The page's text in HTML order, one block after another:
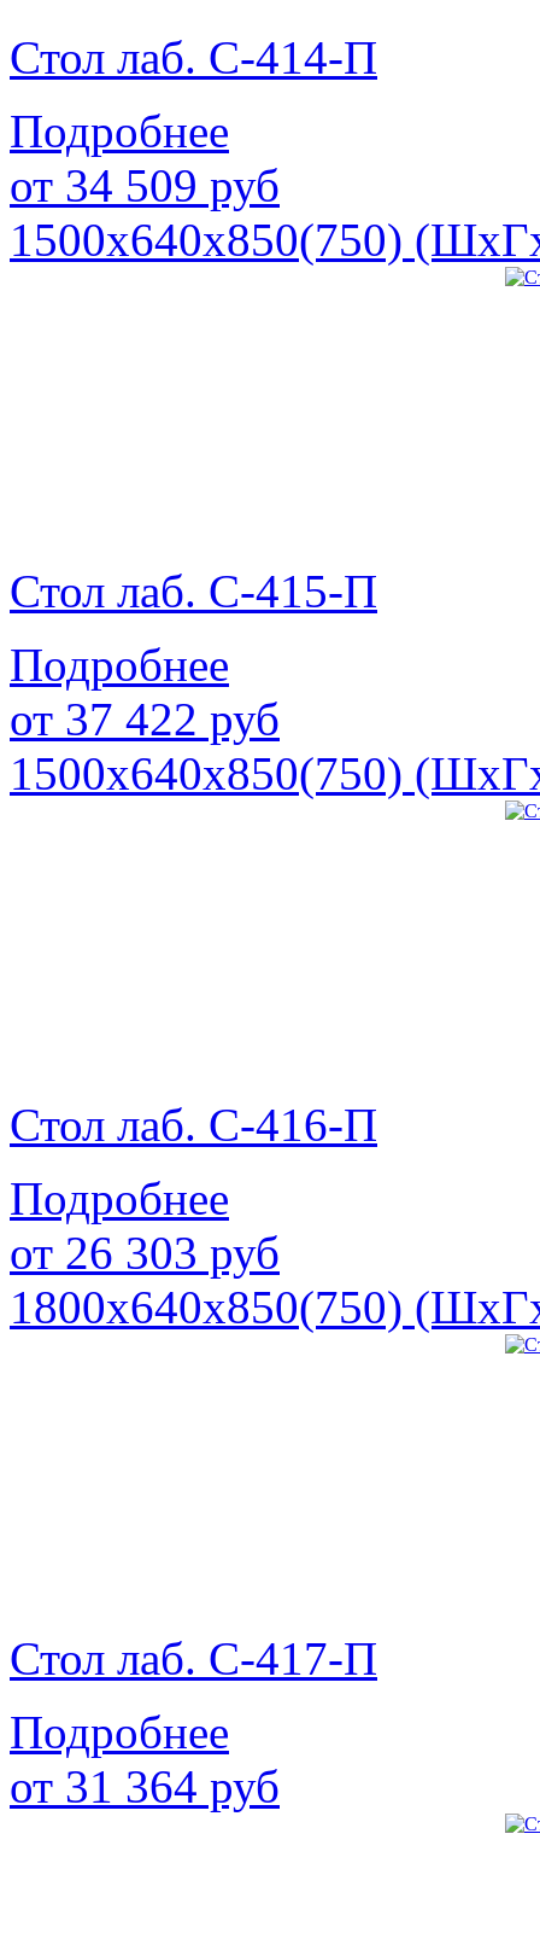
Стол лаб. С-414-П
Подробнее
от 34 509 руб
1500х640х850(750)
Стол лаб. С-415-П
Подробнее
от 37 422 руб
1500х640х850(750)
Стол лаб. С-416-П
Подробнее
от 26 303 руб
1800х640х850(750)
Стол лаб. С-417-П
Подробнее
от 31 364 руб